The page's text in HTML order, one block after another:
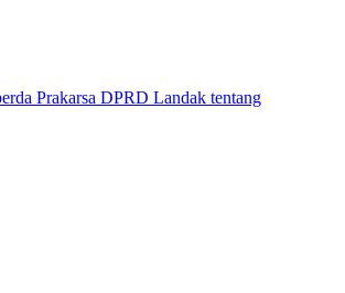
Prakarsa DPRD Landak tentang